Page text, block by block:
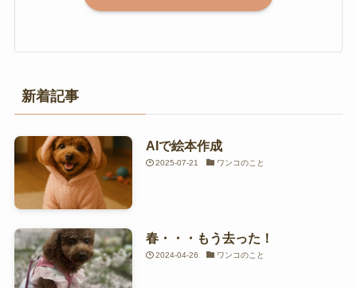
新着記事
AIで絵本作成
2025-07-21 ワンコのこと
春・・・もう去った！
2024-04-26 ワンコのこと